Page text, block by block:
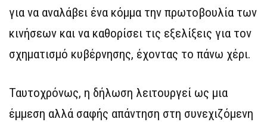
για να αναλάβει ένα κόμμα την πρωτοβουλία των
κινήσεων και να καθορίσει τις εξελίξεις για τον
σχηματισμό κυβέρνησης, έχοντας το πάνω χέρι.
Ταυτοχρόνως, η δήλωση λειτουργεί ως μια
έμμεση αλλά σαφής απάντηση στη συνεχιζόμενη